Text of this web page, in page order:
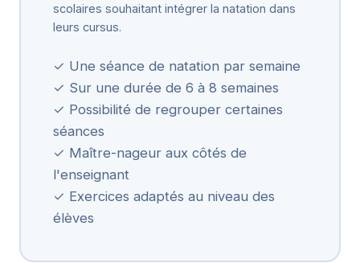
scolaires souhaitant intégrer la natation dans
leurs cursus.
✓ Une séance de natation par semaine
✓ Sur une durée de 6 à 8 semaines
✓ Possibilité de regrouper certaines
séances
✓ Maître-nageur aux côtés de
l'enseignant
✓ Exercices adaptés au niveau des
élèves